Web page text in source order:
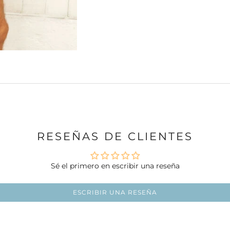
RESEÑAS DE CLIENTES
Sé el primero en escribir una reseña
ESCRIBIR UNA RESEÑA